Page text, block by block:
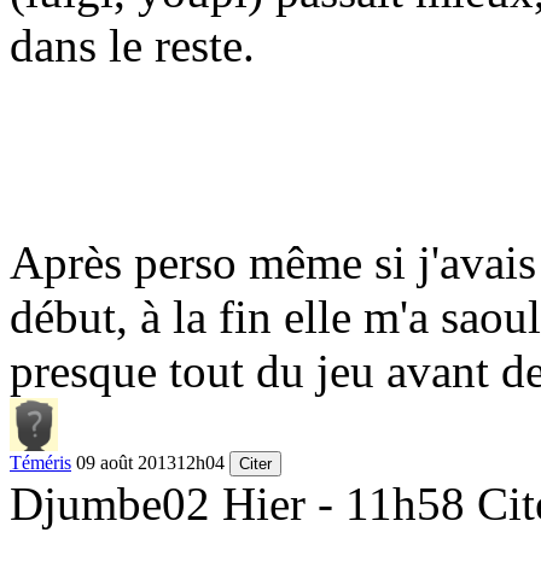
dans le reste.
Après perso même si
début, à la fin elle m'a
presque tout du jeu avant
Téméris 09 août 201312h04 Citer
Djumbe02 Hier - 11h58